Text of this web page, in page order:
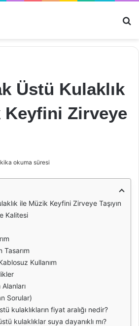
Üstü Kulaklık
Keyfini Zirveye
okuma süresi
ile Müzik Keyfini Zirveye Taşıyın
Kalitesi
Tasarım
Kullanım
Alanları
Sorular)
kulaklıkların fiyat aralığı nedir?
kulaklıklar suya dayanıklı mı?